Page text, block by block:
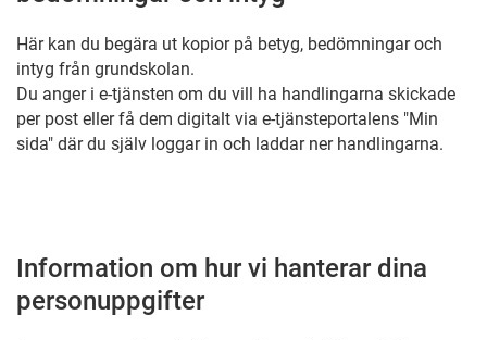
Här kan du begära ut kopior på betyg, bedömningar och
intyg från grundskolan.
Du anger i e-tjänsten om du vill ha handlingarna skickade
per post eller få dem digitalt via e-tjänsteportalens "Min
sida" där du själv loggar in och laddar ner handlingarna.
Information om hur vi hanterar dina
personuppgifter